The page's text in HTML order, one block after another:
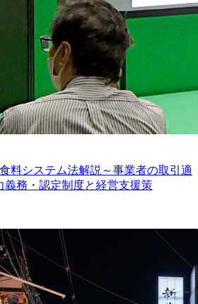
料システム法解説～事業者の取引適
義務・認定制度と経営支援策